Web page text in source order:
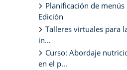
Planificación de
Edición
Talleres virtuales para
in...
Curso: Abordaje
en el p...